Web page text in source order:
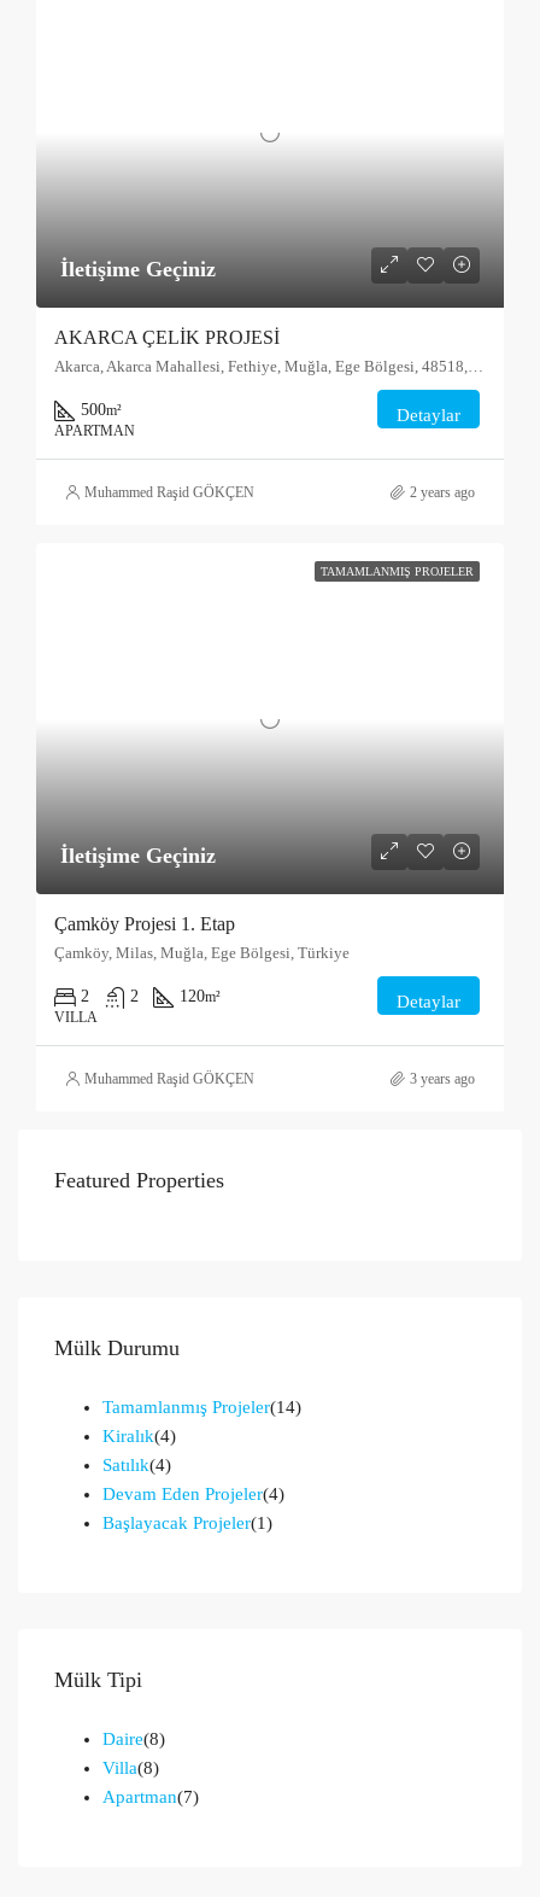
İletişime Geçiniz
AKARCA ÇELİK PROJESİ
Akarca, Akarca Mahallesi, Fethiye, Muğla, Ege Bölgesi, 48518, Türkiye
500m²
APARTMAN
Detaylar
Muhammed Raşid GÖKÇEN 2 years ago
TAMAMLANMIŞ PROJELER
İletişime Geçiniz
Çamköy Projesi 1. Etap
Çamköy, Milas, Muğla, Ege Bölgesi, Türkiye
2 2 120m²
VILLA
Detaylar
Muhammed Raşid GÖKÇEN 3 years ago
Featured Properties
Mülk Durumu
Tamamlanmış Projeler(14)
Kiralık(4)
Satılık(4)
Devam Eden Projeler(4)
Başlayacak Projeler(1)
Mülk Tipi
Daire(8)
Villa(8)
Apartman(7)